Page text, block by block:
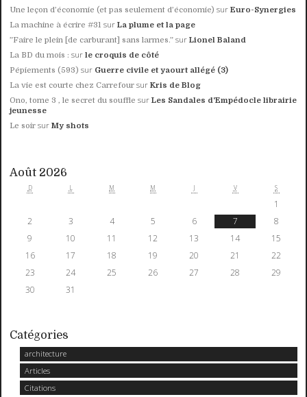
Une leçon d’économie (et pas seulement d’économie) surEuro-Synergies
La machine à écrire #31 surLa plume et la page
”Faire le plein [de carburant] sans larmes.” surLionel Baland
La BD du mois : surle croquis de côté
Pépiements (593) sur Guerre civile et yaourt allégé (3)
La vie est courte chez Carrefour surKris de Blog
Ono, tome 3 , le secret du souffle surLes Sandales d'Empédocle librairie
jeunesse
Le soir surMy shots
Août 2026
D L M M V S
1
2
3 4 5 6 7
8
9
10 11 12 13 14
15
16
17 18 19 20 21
22
23
24 25 26 27 28
29
30
31
Catégories
architecture
Articles
Citations